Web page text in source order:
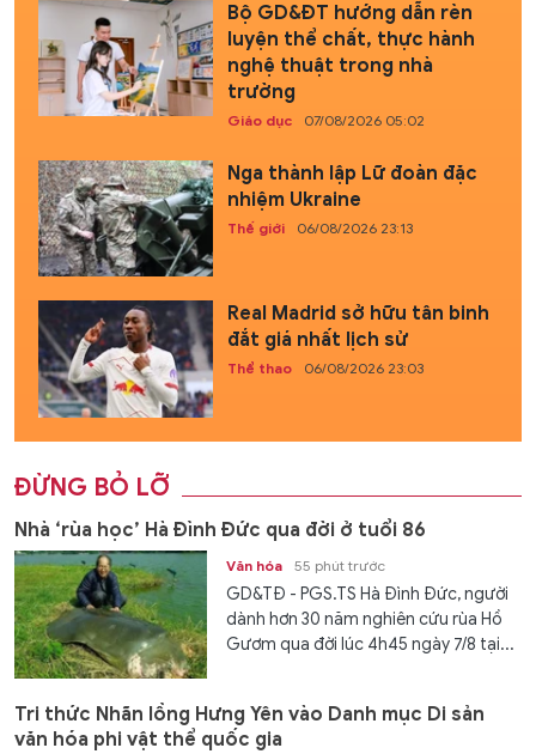
Bộ GD&ĐT hướng dẫn rèn
luyện thể chất, thực hành
nghệ thuật trong nhà
trường
Giáo dục 07/08/2026 05:02
Nga thành lập Lữ đoàn đặc
nhiệm Ukraine
Thế giới 06/08/2026 23:13
Real Madrid sở hữu tân binh
đắt giá nhất lịch sử
Thể thao 06/08/2026 23:03
ĐỪNG BỎ LỠ
Nhà ‘rùa học’ Hà Đình Đức qua đời ở tuổi 86
Văn hóa 55 phút trước
GD&TĐ - PGS.TS Hà Đình Đức, người
dành hơn 30 năm nghiên cứu rùa Hồ
Gươm qua đời lúc 4h45 ngày 7/8 tại...
Tri thức Nhãn lồng Hưng Yên vào Danh mục Di sản
văn hóa phi vật thể quốc gia